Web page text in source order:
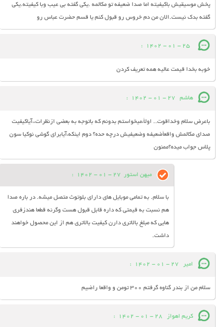
پخش موسیقیش باکیفیته اما صدا ضعیفه تو مکالمه .یکی گفته بی عیب وبا کیفیته.یکی
گفته بدک نیست.الان من دم خروس رو قبول کنم یا قسم حضرت عباس رو
25 - 01 - 1402
:
خوبه بخدا قیمت عالیه همه تعریف کردن
هاشم 27 - 01 - 1402
:
باعرض سلام وخداقوت.. اولأ،میخواستم بدونم که باتوجه به بعضی ازنظرات،،آیاکیفیت
صدای مکالمش واقعأضعیفه وضعیفیش درچه حده؟ دوم اینکه،آیابرای گوشی نوکیا سون
پلاس جواب میده؟ممنون
میهن استور 27 - 01 - 1402
:
با سلام. به تمامی موبایل های دارای بلوتوث متصل میشه. در باره صدا
هم نسبت به قیمتی که داره قابل قبول هست وگرنه قطعا هندزفری
هایی که مبلغ بالاتری دارن کیفیت بالاتری هم از این محصول خواهند
داشت.
امیر 27 - 01 - 1402
:
سلام من از بندر گناوه گرفتم 300 تومن و واقعا راضیم
کریم اهواز 28 - 01 - 1402
: